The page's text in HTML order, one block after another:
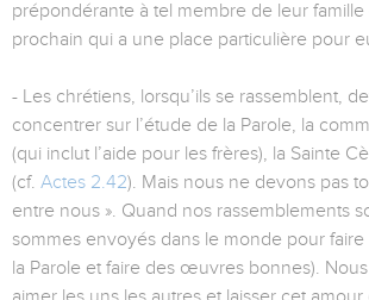
prépondérante à tel membre de leur famille
prochain qui a une place particulière pour
- Les chrétiens, lorsqu’ils se rassemblent,
concentrer sur l’étude de la Parole, la
(qui inclut l’aide pour les frères), la Sainte
(cf. Actes 2.42). Mais nous ne devons pas
entre nous ». Quand nos rassemblements
sommes envoyés dans le monde pour
la Parole et faire des œuvres bonnes).